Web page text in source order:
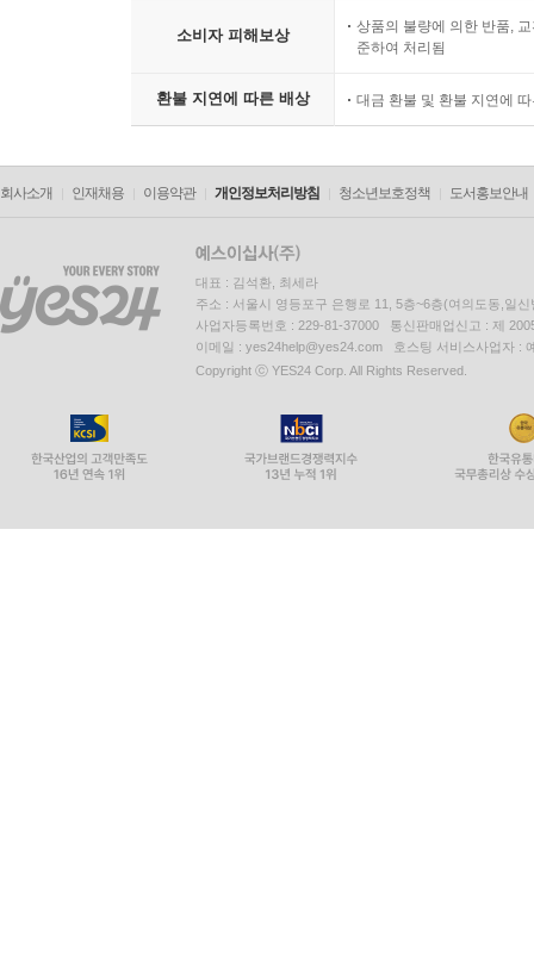
소비자 피해보상
상품의 불량에 의한 반품,
준하여 처리됨
환불 지연에 따른 배상 대금 환불 및 환불 지연에
회사소개 인재채용 이용약관 개인정보처리방침 청소년보호정책 도서홍보안내
대표 : 김석환, 최세라
주소 : 서울시 영등포구 은행로 11, 5층~6층(여의도동,일신
사업자등록번호 : 229-81-37000 통신판매업신고 : 제
이메일 : yes24help@yes24.com 호스팅 서비스사업자 :
Copyright ⓒ YES24 Corp. All Rights Reserved.